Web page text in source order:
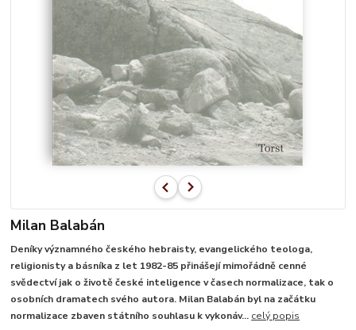
Milan Balabán
Deníky významného českého hebraisty, evangelického teologa,
religionisty a básníka z let 1982-85 přinášejí mimořádně cenné
svědectví jak o životě české inteligence v časech normalizace, tak o
osobních dramatech svého autora. Milan Balabán byl na začátku
normalizace zbaven státního souhlasu k vykonáv... celý popis